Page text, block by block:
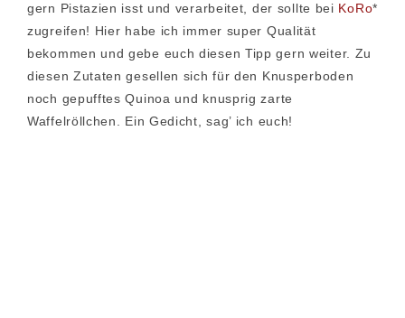
gern Pistazien isst und verarbeitet, der sollte bei KoRo*
zugreifen! Hier habe ich immer super Qualität
bekommen und gebe euch diesen Tipp gern weiter. Zu
diesen Zutaten gesellen sich für den Knusperboden
noch gepufftes Quinoa und knusprig zarte
Waffelröllchen. Ein Gedicht, sag’ ich euch!